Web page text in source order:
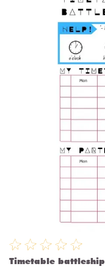
Timetable battleship